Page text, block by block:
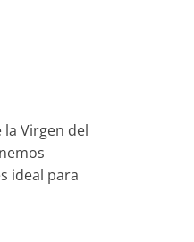
Virgen del
ideal para